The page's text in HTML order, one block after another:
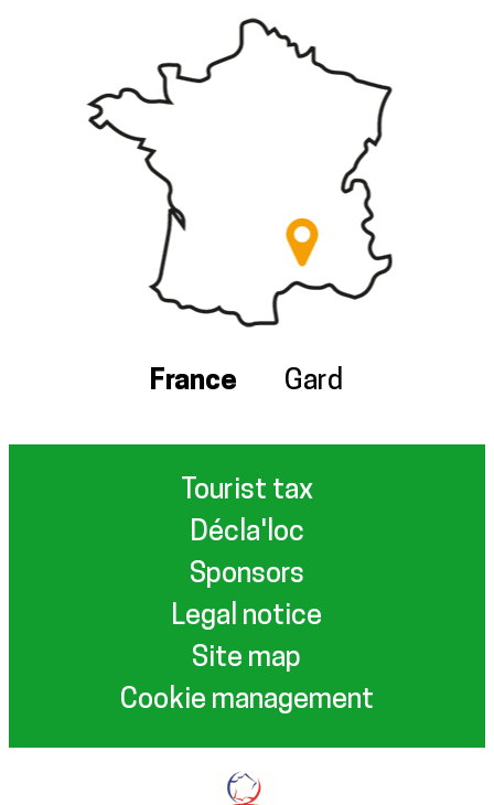
France Gard
Tourist tax
Décla'loc
Sponsors
Legal notice
Site map
Cookie management